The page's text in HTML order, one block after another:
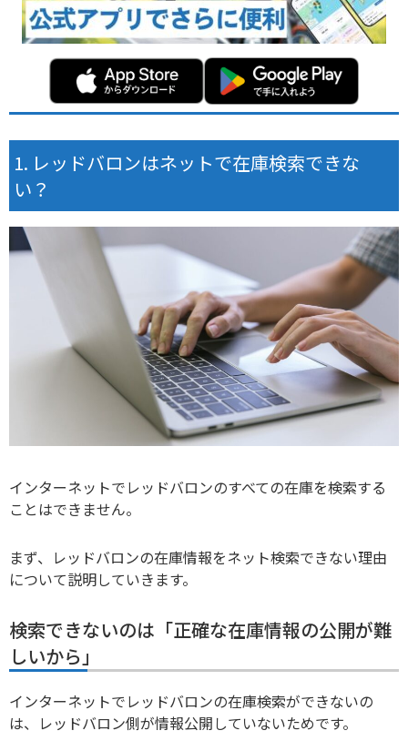
レッドバロンはネットで在庫検索できな
い？
インターネットでレッドバロンのすべての在庫を検索する
ことはできません。
まず、レッドバロンの在庫情報をネット検索できない理由
について説明していきます。
検索できないのは「正確な在庫情報の公開が難
しいから」
インターネットでレッドバロンの在庫検索ができないの
は、レッドバロン側が情報公開していないためです。